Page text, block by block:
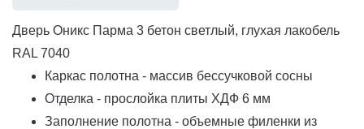
Дверь Оникс Парма 3 бетон светлый, глухая лакобель
RAL 7040
Каркас полотна - массив бессучковой сосны
Отделка - прослойка плиты ХДФ 6 мм
Заполнение полотна - объемные филенки из